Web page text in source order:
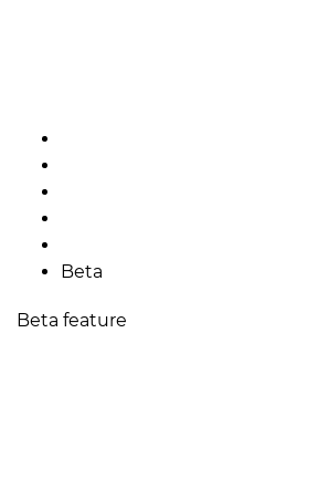
Beta
Beta feature